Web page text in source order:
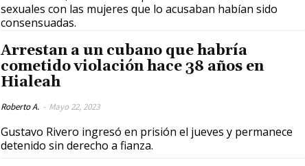
sexuales con las mujeres que lo acusaban habían sido
consensuadas.
Arrestan a un cubano que habría
cometido violación hace 38 años en
Hialeah
Roberto A. - Mayo 22, 2023
Gustavo Rivero ingresó en prisión el jueves y permanece
detenido sin derecho a fianza.